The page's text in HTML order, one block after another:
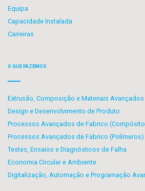
Equipa
Capacidade Instalada
Carreiras
O QUE FAZEMOS
Extrusão, Composição e Materiais Avançados
Design e Desenvolvimento de Produto
Processos Avançados de Fabrico
Processos Avançados de Fabrico (Polímeros)
Testes, Ensaios e Diagnósticos de Falha
Economia Circular e Ambiente
Digitalização, Automação e Programação